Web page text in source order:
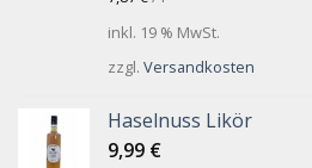
inkl. 19 % MwSt.
zzgl. Versandkosten
Haselnuss Likör
9,99 €